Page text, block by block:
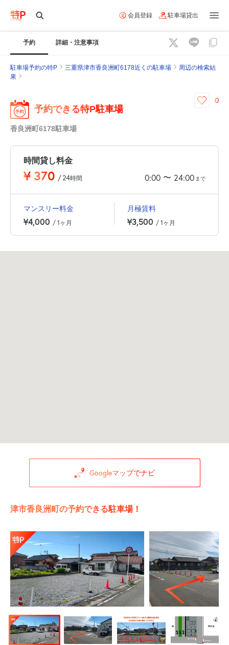
会員登録 駐車場貸出
予約 詳細・注意事項
駐車場予約の特P 三重県津市香良洲町6178近くの駐車場
周辺の検索結
果
予約できる特P駐車場
香良洲町6178駐車場
0
時間貸し料金
¥ 370 /24時間 0:00 〜 24:00 まで
マンスリー料金
¥4,000 / 1ヶ月
月極賃料
¥3,500 / 1ヶ月
Googleマップでナビ
津市香良洲町の予約できる駐車場！